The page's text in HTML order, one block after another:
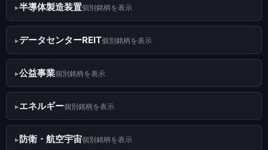
半導体製造装置個別銘柄を表示
データセンターREIT個別銘柄を表示
公益事業個別銘柄を表示
エネルギー個別銘柄を表示
防衛・航空宇宙個別銘柄を表示